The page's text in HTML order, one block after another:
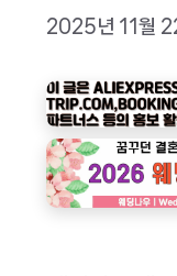
2025년 11월